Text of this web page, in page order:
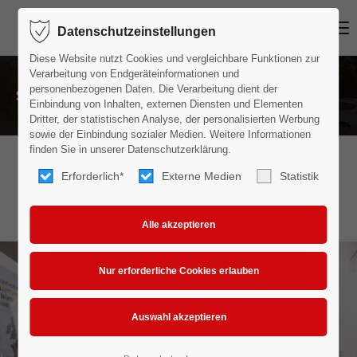
Login
Benutzername
Passwort
Support
Lorem ipsum dolor sit amet:
SERVICE
SERVICELEISTUNGEN
Datenschutzeinstellungen
Diese Website nutzt Cookies und vergleichbare Funktionen zur
Verarbeitung von Endgeräteinformationen und
personenbezogenen Daten. Die Verarbeitung dient der
Einbindung von Inhalten, externen Diensten und Elementen
Dritter, der statistischen Analyse, der personalisierten Werbung
sowie der Einbindung sozialer Medien. Weitere Informationen
finden Sie in unserer Datenschutzerklärung.
Erforderlich* Externe Medien Statistik